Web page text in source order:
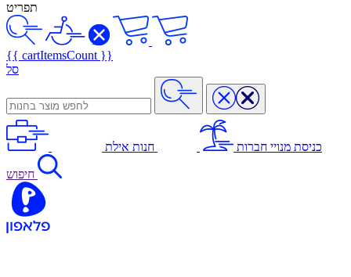
תפריט
{{ cartItemsCount }}
סל
כניסת מנויי חברות חנות אילת
חיפוש